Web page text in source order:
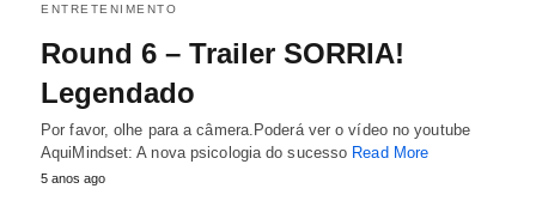
ENTRETENIMENTO
Round 6 – Trailer SORRIA!
Legendado
Por favor, olhe para a câmera.Poderá ver o vídeo no youtube
AquiMindset: A nova psicologia do sucesso Read More
5 anos ago